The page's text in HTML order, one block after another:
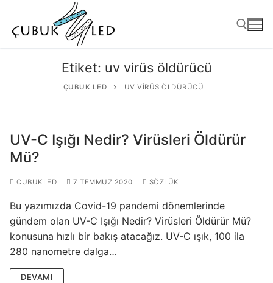
ÜRÜNLER
Kullanıma Hazır Ürünler
Etiket: uv virüs öldürücü
ÇUBUK LED UV VIRÜS ÖLDÜRÜCÜ
UV-C Işığı Nedir? Virüsleri Öldürür
Mü?
CUBUKLED 7 TEMMUZ 2020 SÖZLÜK
Bu yazımızda Covid-19 pandemi dönemlerinde
gündem olan UV-C Işığı Nedir? Virüsleri Öldürür Mü?
konusuna hızlı bir bakış atacağız. UV-C ışık, 100 ila
280 nanometre dalga…
DEVAMI